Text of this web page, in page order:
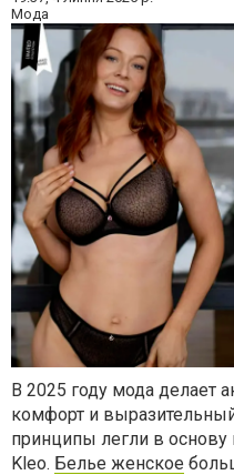
Мода
В 2025 году мода делает
комфорт и
принципы легли в
Kleo. Белье женское